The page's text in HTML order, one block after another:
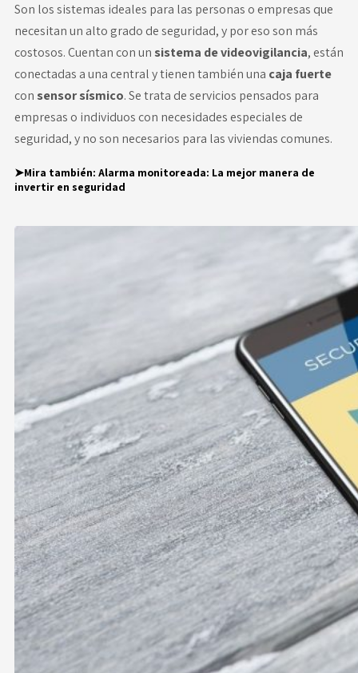
Son los sistemas ideales para las personas o empresas que
necesitan un alto grado de seguridad, y por eso son más
costosos. Cuentan con un sistema de videovigilancia, están
conectadas a una central y tienen también una caja fuerte
con sensor sísmico. Se trata de servicios pensados para
empresas o individuos con necesidades especiales de
seguridad, y no son necesarios para las viviendas comunes.
➤Mira también: Alarma monitoreada: La mejor manera de
invertir en seguridad